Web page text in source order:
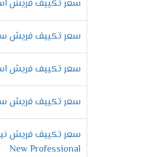
تشغيلها مرة
وحدة تحكم
علشان
يتم ضبط
فلاتر لتنظيف
الان هتكون
سعر تكييف فريش اسبليت 2.25 حصان تربو
سعر تكييف فريش سمارت
سعر تكييف فريش اسبليت 2.25 حصان تربو بارد
سعر تكييف فريش سمارت
New Professional